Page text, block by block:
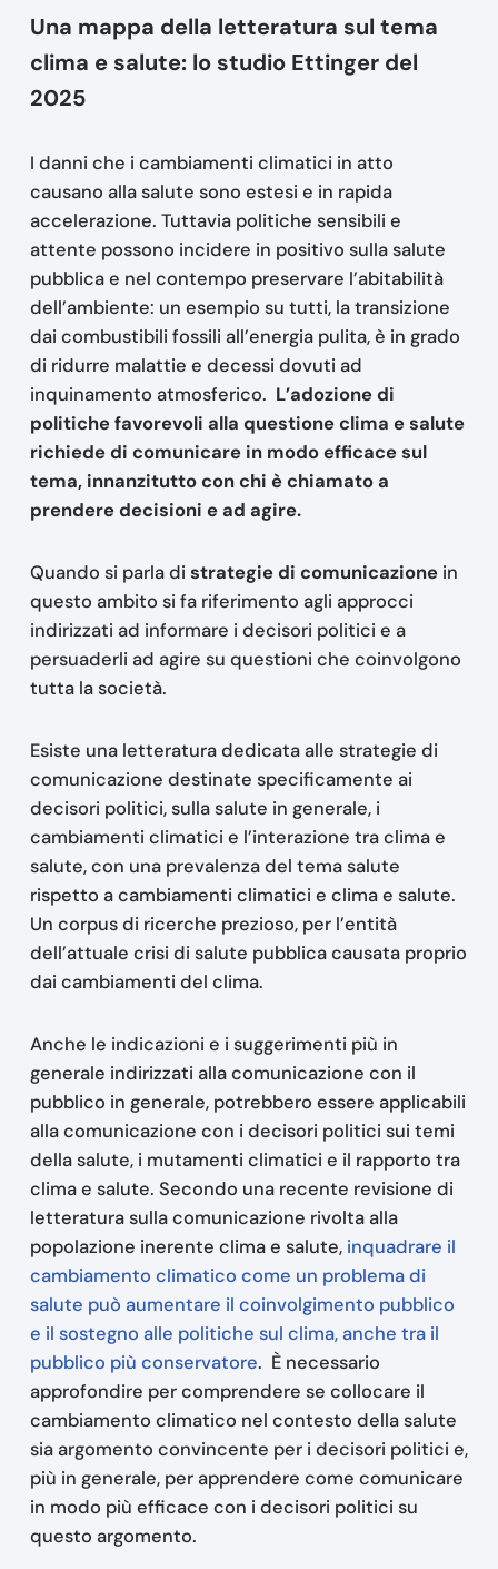
Una mappa della letteratura sul tema
clima e salute: lo studio Ettinger del
2025
I danni che i cambiamenti climatici in atto
causano alla salute sono estesi e in rapida
accelerazione. Tuttavia politiche sensibili e
attente possono incidere in positivo sulla salute
pubblica e nel contempo preservare l’abitabilità
dell’ambiente: un esempio su tutti, la transizione
dai combustibili fossili all’energia pulita, è in grado
di ridurre malattie e decessi dovuti ad
inquinamento atmosferico. L’adozione di
politiche favorevoli alla questione clima e salute
richiede di comunicare in modo efficace sul
tema, innanzitutto con chi è chiamato a
prendere decisioni e ad agire.
Quando si parla di strategie di comunicazionein
questo ambito si fa riferimento agli approcci
indirizzati ad informare i decisori politici e a
persuaderli ad agire su questioni che coinvolgono
tutta la società.
Esiste una letteratura dedicata alle strategie di
comunicazione destinate specificamente ai
decisori politici, sulla salute in generale, i
cambiamenti climatici e l’interazione tra clima e
salute, con una prevalenza del tema salute
rispetto a cambiamenti climatici e clima e salute.
Un corpus di ricerche prezioso, per l’entità
dell’attuale crisi di salute pubblica causata proprio
dai cambiamenti del clima.
Anche le indicazioni e i suggerimenti più in
generale indirizzati alla comunicazione con il
pubblico in generale, potrebbero essere applicabili
alla comunicazione con i decisori politici sui temi
della salute, i mutamenti climatici e il rapporto tra
clima e salute. Secondo una recente revisione di
letteratura sulla comunicazione rivolta alla
popolazione inerente clima e salute, inquadrare il
cambiamento climatico come un problema di
salute può aumentare il coinvolgimento pubblico
e il sostegno alle politiche sul clima, anche tra il
pubblico più conservatore. È necessario
approfondire per comprendere se collocare il
cambiamento climatico nel contesto della salute
sia argomento convincente per i decisori politici e,
più in generale, per apprendere come comunicare
in modo più efficace con i decisori politici su
questo argomento.